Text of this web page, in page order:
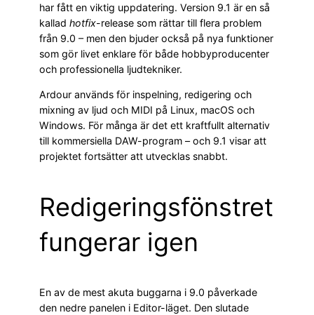
har fått en viktig uppdatering. Version 9.1 är en så
kallad hotfix-release som rättar till flera problem
från 9.0 – men den bjuder också på nya funktioner
som gör livet enklare för både hobbyproducenter
och professionella ljudtekniker.
Ardour används för inspelning, redigering och
mixning av ljud och MIDI på Linux, macOS och
Windows. För många är det ett kraftfullt alternativ
till kommersiella DAW-program – och 9.1 visar att
projektet fortsätter att utvecklas snabbt.
Redigeringsfönstret
fungerar igen
En av de mest akuta buggarna i 9.0 påverkade
den nedre panelen i Editor-läget. Den slutade